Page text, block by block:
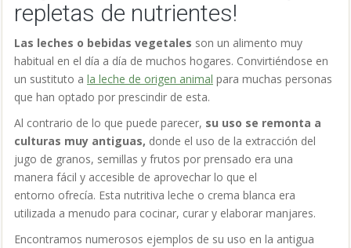
repletas de nutrientes!
Las leches o bebidas vegetales son un alimento muy
habitual en el día a día de muchos hogares. Convirtiéndose en
un sustituto a la leche de origen animal para muchas personas
que han optado por prescindir de esta.
Al contrario de lo que puede parecer, su uso se remonta a
culturas muy antiguas, donde el uso de la extracción del
jugo de granos, semillas y frutos por prensado era una
manera fácil y accesible de aprovechar lo que el
entorno ofrecía. Esta nutritiva leche o crema blanca era
utilizada a menudo para cocinar, curar y elaborar manjares.
Encontramos numerosos ejemplos de su uso en la antigua